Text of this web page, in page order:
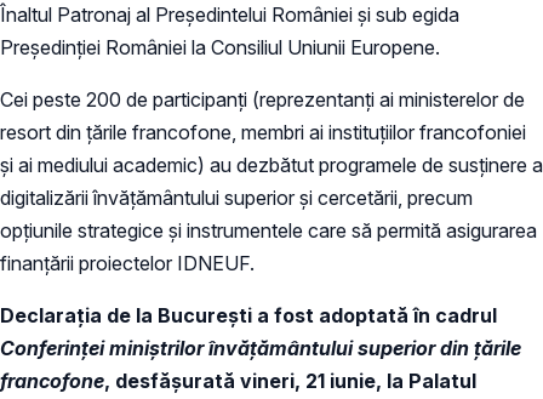
Înaltul Patronaj al Președintelui României și sub egida
Președinției României la Consiliul Uniunii Europene.
Cei peste 200 de participanți (reprezentanți ai ministerelor de
resort din țările francofone, membri ai instituțiilor francofoniei
și ai mediului academic) au dezbătut programele de susținere a
digitalizării învățământului superior și cercetării, precum
opțiunile strategice și instrumentele care să permită asigurarea
finanțării proiectelor IDNEUF.
Declarația de la București a fost adoptatăîn cadrul
Conferinței miniștrilor învățământului superior din țările
francofone, desfășurată vineri, 21 iunie, la Palatul